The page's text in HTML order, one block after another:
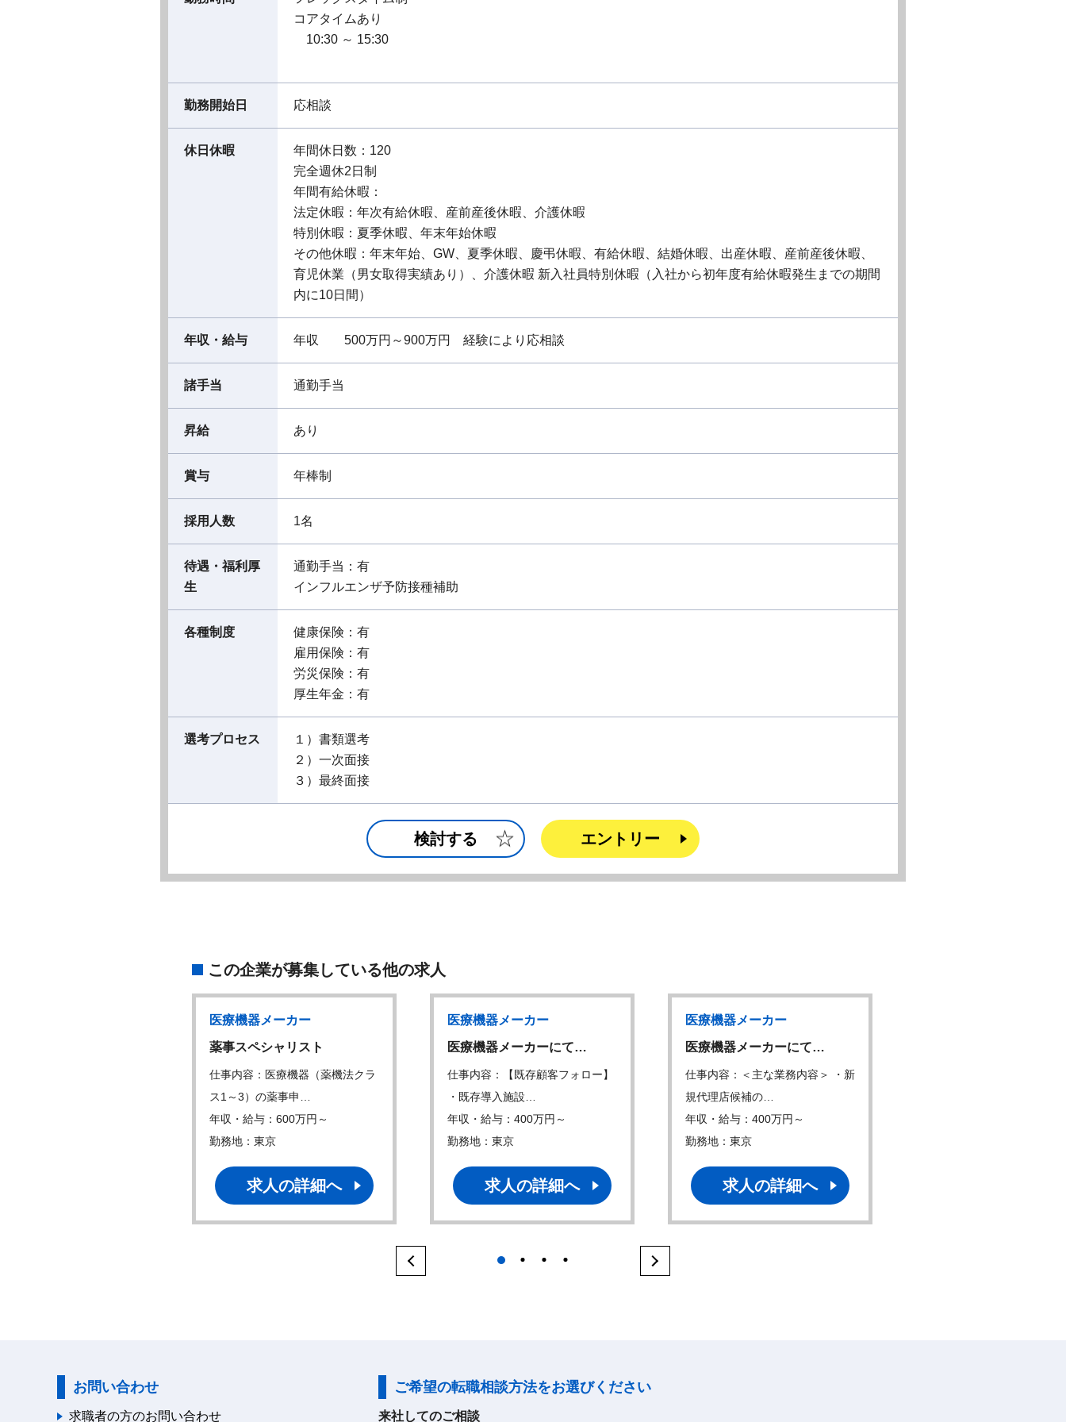
コアタイムあり
10:30 ～ 15:30
勤務開始日 応相談
休日休暇
年間休日数：120
完全週休2日制
年間有給休暇：
法定休暇：年次有給休暇、産前産後休暇、介護休暇
特別休暇：夏季休暇、年末年始休暇
その他休暇：年末年始、GW、夏季休暇、慶弔休暇、有給休暇、結婚休暇、出産休暇、産前産後休暇、
育児休業（男女取得実績あり）、介護休暇 新入社員特別休暇（入社から初年度有給休暇発生までの期間
内に10日間）
年収・給与 年収 500万円～900万円 経験により応相談
諸手当 通勤手当
昇給 あり
賞与 年棒制
採用人数 1名
待遇・福利厚
生
通勤手当：有
インフルエンザ予防接種補助
各種制度
健康保険：有
雇用保険：有
労災保険：有
厚生年金：有
選考プロセス
１）書類選考
２）一次面接
３）最終面接
検討する エントリー
この企業が募集している他の求人
医療機器メーカー
薬事スペシャリスト
仕事内容：医療機器（薬機法クラ
ス1～3）の薬事申…
年収・給与：600万円～
勤務地：東京
求人の詳細へ
医療機器メーカー
医療機器メーカーにて…
仕事内容：【既存顧客フォロー】
・既存導入施設…
年収・給与：400万円～
勤務地：東京
求人の詳細へ
医療機器メーカー
医療機器メーカーにて…
仕事内容：＜主な業務内容＞ ・新
規代理店候補の…
年収・給与：400万円～
勤務地：東京
求人の詳細へ
1
お問い合わせ
求職者の方のお問い合わせ
ご希望の転職相談方法をお選びください
来社してのご相談